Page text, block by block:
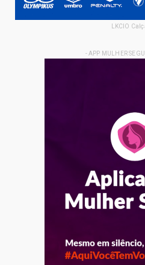
LKCIO
- APP MULHER